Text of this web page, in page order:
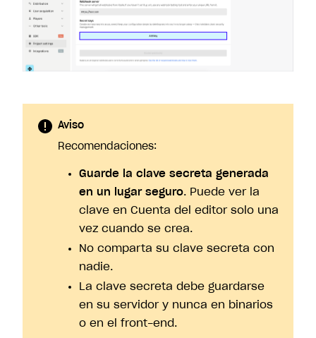
Aviso
Recomendaciones:
Guarde la clave secreta generada
en un lugar seguro. Puede ver la
clave en Cuenta del editor solo una
vez cuando se crea.
No comparta su clave secreta con
nadie.
La clave secreta debe guardarse
en su servidor y nunca en binarios
o en el front-end.